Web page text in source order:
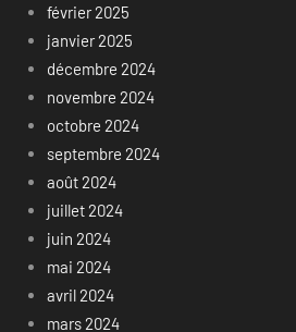
février 2025
janvier 2025
décembre 2024
novembre 2024
octobre 2024
septembre 2024
août 2024
juillet 2024
juin 2024
mai 2024
avril 2024
mars 2024